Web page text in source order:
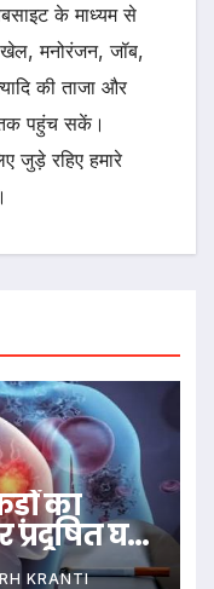
के माध्यम से
मनोरंजन, जॉब,
की ताजा और
पहुंच सकें।
जुड़े रहिए हमारे
का
घर
KRANTI